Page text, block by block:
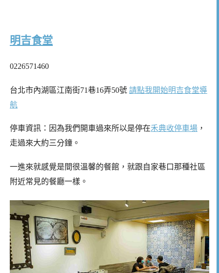
明吉食堂
0226571460
台北市內湖區江南街71巷16弄50號 請點我開始明吉食堂導
航
停車資訊：因為我們開車過來所以是停在禾典收停車場 ，
走過來大約三分鐘。
一進來就感覺是間很溫馨的餐館，就跟自家巷口那種社區
附近常見的餐廳一樣。